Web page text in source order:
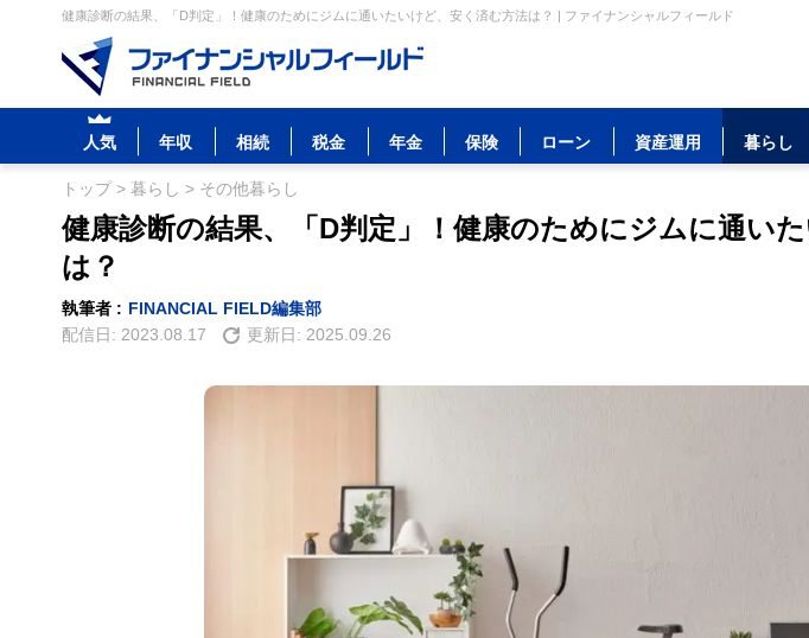
健康診断の結果、「D判定」！健康のためにジムに通いたいけど、安く済む方法は？ | ファイナンシャルフィールド
人気 年収 相続 税金 年金 保険 ローン 資産運用 暮らし
トップ> 暮らし > その他暮らし
健康診断の結果、「D判定」！健康のためにジムに通い
は？
執筆者 : FINANCIAL FIELD編集部
配信日: 2023.08.17 更新日: 2025.09.26